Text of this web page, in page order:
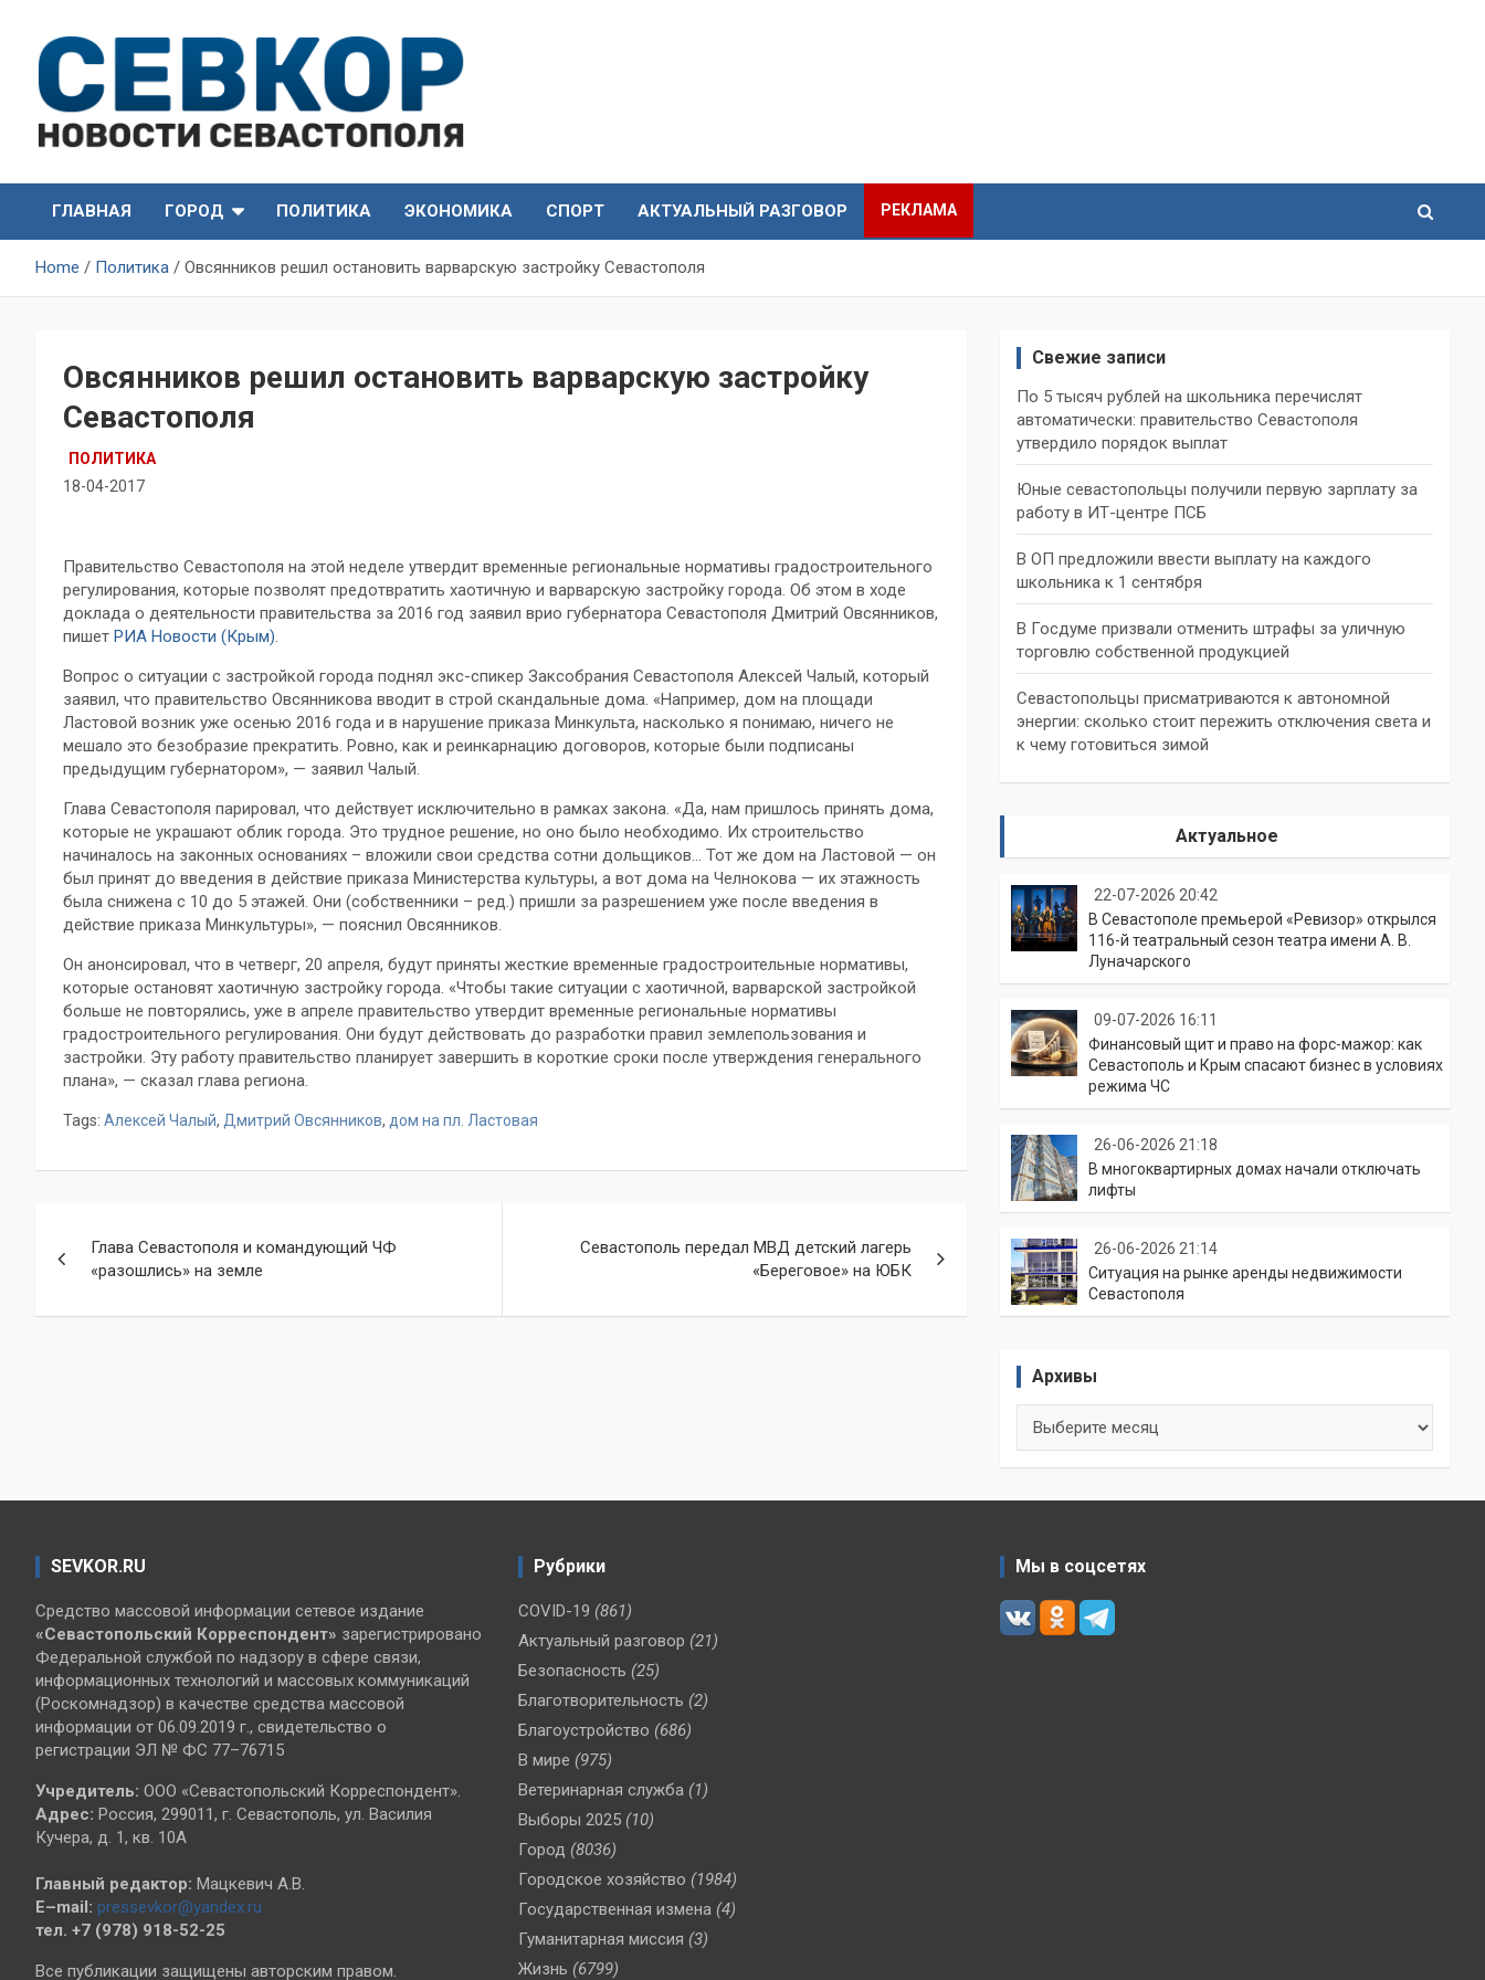
content
СевКор — Новости
Севастополя
Севастополя
ГЛАВНАЯ
ГОРОД ПОЛИТИКА ЭКОНОМИКА СПОРТ АКТУАЛЬНЫЙ РАЗГОВОР РЕКЛАМА
Home Политика Овсянников решил остановить варварскую застройку Севастополя
Овсянников решил остановить варварскую застройку
Севастополя
ПОЛИТИКА
18-04-2017
Правительство Севастополя на этой неделе утвердит временные региональные нормативы градостроительного
регулирования, которые позволят предотвратить хаотичную и варварскую застройку города. Об этом в ходе
доклада о деятельности правительства за 2016 год заявил врио губернатора Севастополя Дмитрий Овсянников,
пишет РИА Новости (Крым).
Вопрос о ситуации с застройкой города поднял экс-спикер Заксобрания Севастополя Алексей Чалый, который
заявил, что правительство Овсянникова вводит в строй скандальные дома. «Например, дом на площади
Ластовой возник уже осенью 2016 года и в нарушение приказа Минкульта, насколько я понимаю, ничего не
мешало это безобразие прекратить. Ровно, как и реинкарнацию договоров, которые были подписаны
предыдущим губернатором», — заявил Чалый.
Глава Севастополя парировал, что действует исключительно в рамках закона. «Да, нам пришлось принять дома,
которые не украшают облик города. Это трудное решение, но оно было необходимо. Их строительство
начиналось на законных основаниях – вложили свои средства сотни дольщиков… Тот же дом на Ластовой — он
был принят до введения в действие приказа Министерства культуры, а вот дома на Челнокова — их этажность
была снижена с 10 до 5 этажей. Они (собственники – ред.) пришли за разрешением уже после введения в
действие приказа Минкультуры», — пояснил Овсянников.
Он анонсировал, что в четверг, 20 апреля, будут приняты жесткие временные градостроительные нормативы,
которые остановят хаотичную застройку города. «Чтобы такие ситуации с хаотичной, варварской застройкой
больше не повторялись, уже в апреле правительство утвердит временные региональные нормативы
градостроительного регулирования. Они будут действовать до разработки правил землепользования и
застройки. Эту работу правительство планирует завершить в короткие сроки после утверждения генерального
плана», — сказал глава региона.
Tags: Алексей Чалый, Дмитрий Овсянников, дом на пл. Ластовая
по
записям
Глава Севастополя и командующий ЧФ
«разошлись» на земле
Севастополь передал МВД детский лагерь
«Береговое» на ЮБК
Свежие записи
По 5 тысяч рублей на школьника перечислят
автоматически: правительство Севастополя
утвердило порядок выплат
Юные севастопольцы получили первую зарплату за
работу в ИТ-центре ПСБ
В ОП предложили ввести выплату на каждого
школьника к 1 сентября
В Госдуме призвали отменить штрафы за уличную
торговлю собственной продукцией
Севастопольцы присматриваются к автономной
энергии: сколько стоит пережить отключения света и
к чему готовиться зимой
Актуальное
22-07-2026 20:42
В Севастополе премьерой «Ревизор» открылся
116-й театральный сезон театра имени А. В.
Луначарского
09-07-2026 16:11
Финансовый щит и право на форс-мажор: как
Севастополь и Крым спасают бизнес в условиях
режима ЧС
26-06-2026 21:18
В многоквартирных домах начали отключать
лифты
26-06-2026 21:14
Ситуация на рынке аренды недвижимости
Севастополя
Архивы
SEVKOR.RU
Средство массовой информации сетевое издание
«Севастопольский Корреспондент» зарегистрировано
Федеральной службой по надзору в сфере связи,
информационных технологий и массовых коммуникаций
(Роскомнадзор) в качестве средства массовой
информации от 06.09.2019 г., свидетельство о
регистрации ЭЛ № ФС 77–76715
Учредитель: ООО «Севастопольский Корреспондент».
Адрес: Россия, 299011, г. Севастополь, ул. Василия
Кучера, д. 1, кв. 10А
Главный редактор: Мацкевич А.В.
E–mail: pressevkor@yandex.ru
тел. +7 (978) 918-52-25
Все публикации защищены авторским правом.
Рубрики
COVID-19 (861)
Актуальный разговор (21)
Безопасность (25)
Благотворительность (2)
Благоустройство (686)
В мире (975)
Ветеринарная служба (1)
Выборы 2025 (10)
Город (8036)
Городское хозяйство (1984)
Государственная измена (4)
Гуманитарная миссия (3)
Жизнь (6799)
Мы в соцсетях